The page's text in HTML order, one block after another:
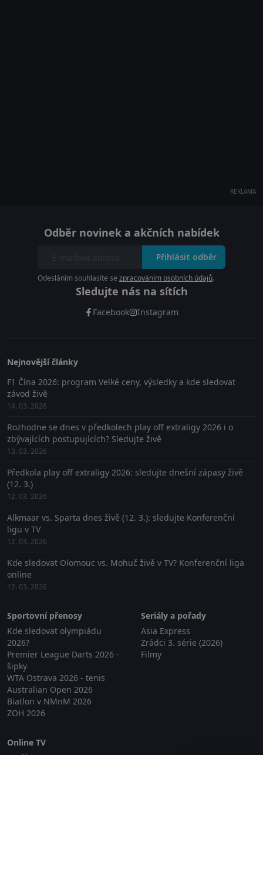
REKLAMA
Odběr novinek a akčních nabídek
Přihlásit odběr
Odesláním souhlasíte se zpracováním osobních údajů.
Sledujte nás na sítích
Facebook Instagram
Nejnovější články
F1 Čína 2026: program Velké ceny, výsledky a kde sledovat
závod živě
14. 03. 2026
Rozhodne se dnes v předkolech play off extraligy 2026 i o
zbývajících postupujících? Sledujte živě
13. 03. 2026
Předkola play off extraligy 2026: sledujte dnešní zápasy živě
(12. 3.)
12. 03. 2026
Alkmaar vs. Sparta dnes živě (12. 3.): sledujte Konferenční
ligu v TV
12. 03. 2026
Kde sledovat Olomouc vs. Mohuč živě v TV? Konferenční liga
online
12. 03. 2026
Sportovní přenosy
Kde sledovat olympiádu
2026?
Premier League Darts 2026 -
šipky
WTA Ostrava 2026 - tenis
Australian Open 2026
Biatlon v NMnM 2026
ZOH 2026
Seriály a pořady
Asia Express
Zrádci 3. série (2026)
Filmy
Online TV
Lepší.TV